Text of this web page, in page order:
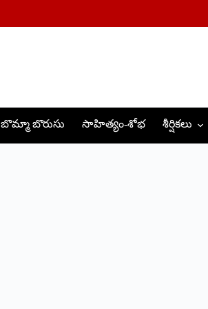
బొమ్మా బొరుసు సాహిత్యం-శోభ శీర్షికలు